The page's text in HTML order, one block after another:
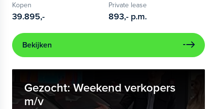
Kopen
39.895,-
Private lease
893,- p.m.
Bekijken
Gezocht: Weekend verkopers
m/v